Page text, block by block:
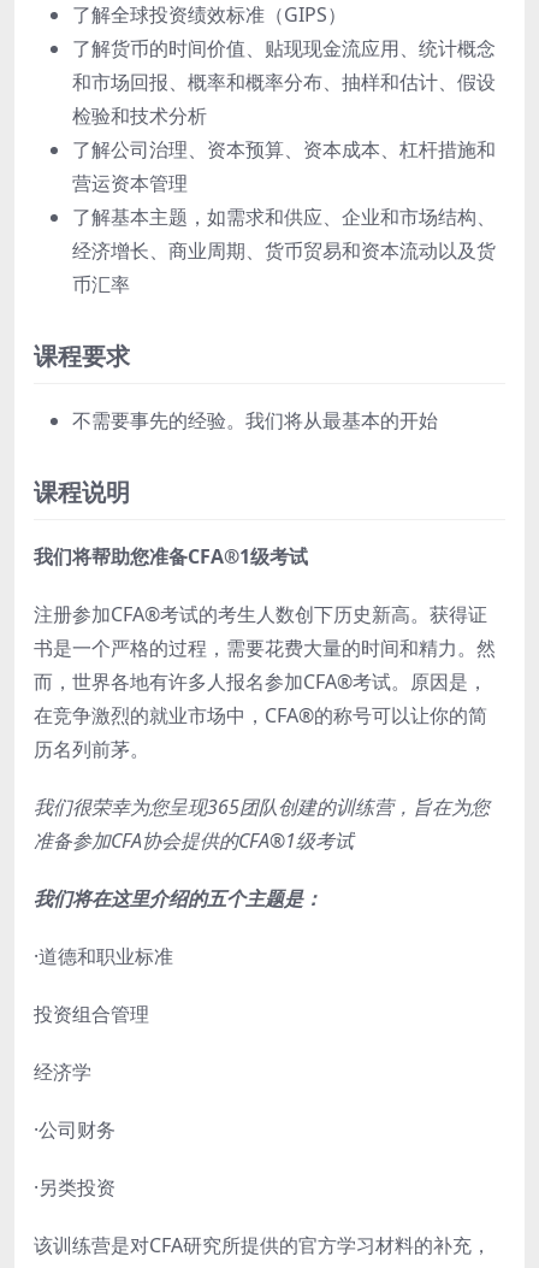
了解全球投资绩效标准（GIPS）
了解货币的时间价值、贴现现金流应用、统计概念
和市场回报、概率和概率分布、抽样和估计、假设
检验和技术分析
了解公司治理、资本预算、资本成本、杠杆措施和
营运资本管理
了解基本主题，如需求和供应、企业和市场结构、
经济增长、商业周期、货币贸易和资本流动以及货
币汇率
课程要求
不需要事先的经验。我们将从最基本的开始
课程说明
我们将帮助您准备CFA®1级考试
注册参加CFA®考试的考生人数创下历史新高。获得证
书是一个严格的过程，需要花费大量的时间和精力。然
而，世界各地有许多人报名参加CFA®考试。原因是，
在竞争激烈的就业市场中，CFA®的称号可以让你的简
历名列前茅。
我们很荣幸为您呈现365团队创建的训练营，旨在为您
准备参加CFA协会提供的CFA®1级考试
我们将在这里介绍的五个主题是：
·道德和职业标准
投资组合管理
经济学
·公司财务
·另类投资
该训练营是对CFA研究所提供的官方学习材料的补充，